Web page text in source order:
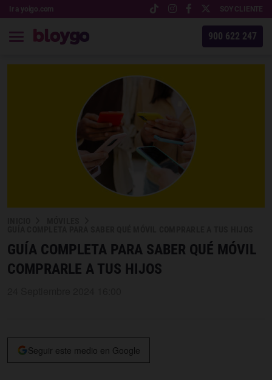
Ir a yoigo.com SOY CLIENTE
900 622 247
GUÍA COMPLETA PARA SABER QUÉ MÓVIL
COMPRARLE A TUS HIJOS
Seguir este medio en Google